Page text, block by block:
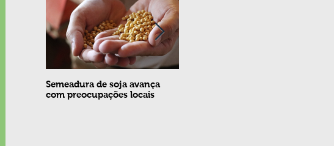
Semeadura de soja avança
com preocupações locais